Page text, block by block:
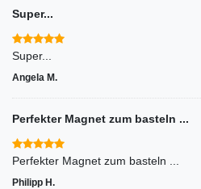
Super...
Super...
Angela M.
Perfekter Magnet zum basteln ...
Perfekter Magnet zum basteln ...
Philipp H.